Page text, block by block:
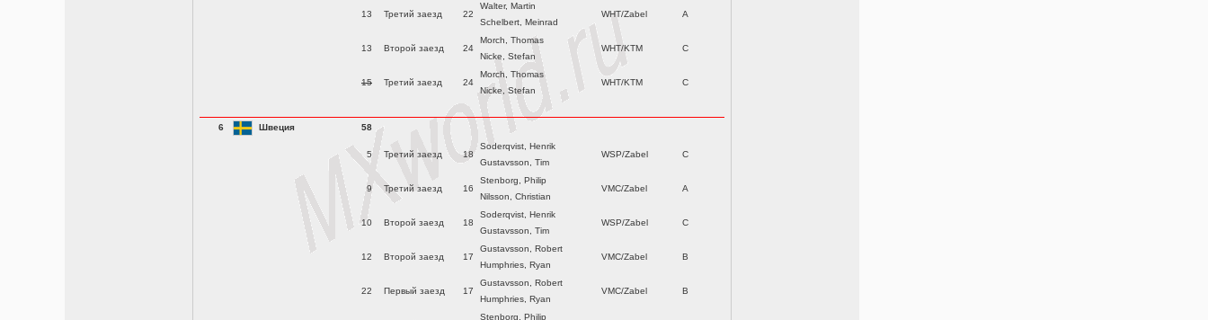
13 Третий заезд 22
Walter, Martin
Schelbert, Meinrad
WHT/Zabel A
13 Второй заезд 24
Morch, Thomas
Nicke, Stefan
WHT/KTM C
15 Третий заезд 24
Morch, Thomas
Nicke, Stefan
WHT/KTM C
6 Швеция 58
5 Третий заезд 18
Soderqvist, Henrik
Gustavsson, Tim
WSP/Zabel C
9 Третий заезд 16
Stenborg, Philip
Nilsson, Christian
VMC/Zabel A
10 Второй заезд 18
Soderqvist, Henrik
Gustavsson, Tim
WSP/Zabel C
12 Второй заезд 17
Gustavsson, Robert
Humphries, Ryan
VMC/Zabel B
22 Первый заезд 17
Gustavsson, Robert
Humphries, Ryan
VMC/Zabel B
Stenborg, Philip